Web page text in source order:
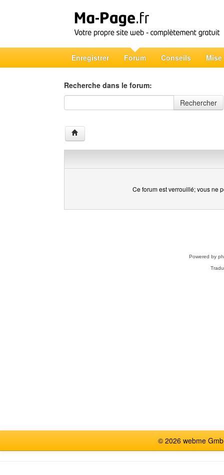
Enregistrer Forum Conseils Mise
Recherche dans le forum:
Recherche dans le forum
Rechercher
Ce forum est verrouillé; vous ne
Powered by
© 2026 webme